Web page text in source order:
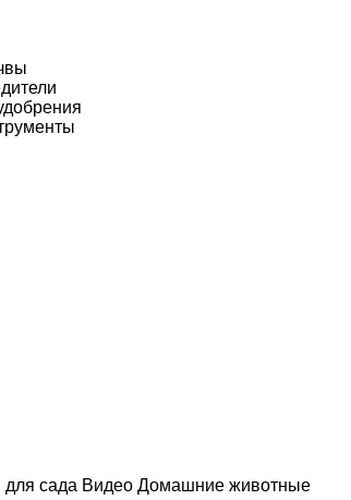
для сада Видео Домашние животные